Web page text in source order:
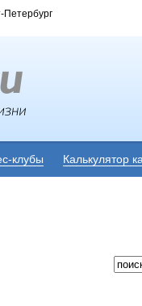
Петербург
клубы Калькулятор